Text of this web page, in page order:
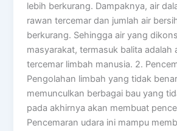
lebih berkurang. Dampaknya, air
rawan tercemar dan jumlah air
berkurang. Sehingga air yang
masyarakat, termasuk balita adalah
tercemar limbah manusia. 2.
Pengolahan limbah yang tidak
memunculkan berbagai bau yang
pada akhirnya akan membuat
Pencemaran udara ini mampu